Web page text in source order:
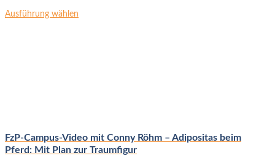
Ausführung wählen
der
Produktseite
FzP-Campus-Video mit Conny Röhm – Adipositas beim
Pferd: Mit Plan zur Traumfigur